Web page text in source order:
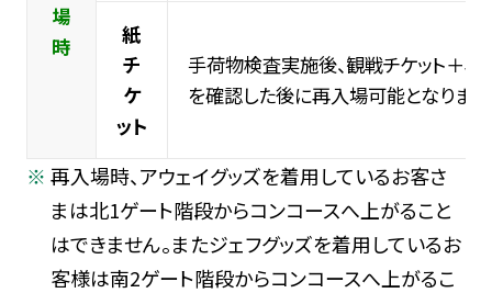
場
時
紙
チ
ケ
ット
手荷物検査実施後、観戦チケット＋再
を確認した後に再入場可能となります
再入場時、アウェイグッズを着用しているお客さ
まは北1ゲート階段からコンコースへ上がること
はできません。またジェフグッズを着用しているお
客様は南2ゲート階段からコンコースへ上がるこ